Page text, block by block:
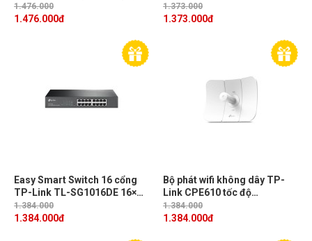
tích hợp thêm khe cắm thẻ
SIM
1.476.000
1.476.000đ
PoE+, công suất PoE 63W
1.373.000
1.373.000đ
Easy Smart Switch 16 cổng
TP-Link TL-SG1016DE 16×
Gigabit RJ45 Ports
1.384.000
1.384.000đ
Bộ phát wifi không dây TP-
Link CPE610 tốc độ
300Mbps, Ăng ten MIMO 2x2
định hướng 23dBi
1.384.000
1.384.000đ